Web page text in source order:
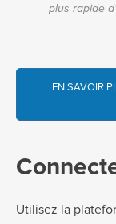
plus rapide
EN SAVOIR
Utilisez la